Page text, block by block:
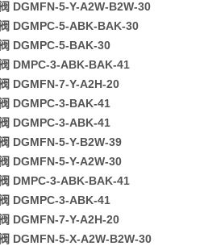
DGMFN-5-Y-A2W-B2W-30
DGMPC-5-ABK-BAK-30
DGMPC-5-BAK-30
DMPC-3-ABK-BAK-41
DGMFN-7-Y-A2H-20
DGMPC-3-BAK-41
DGMPC-3-ABK-41
DGMFN-5-Y-B2W-39
DGMFN-5-Y-A2W-30
DMPC-3-ABK-BAK-41
DGMPC-3-ABK-41
DGMFN-7-Y-A2H-20
DGMFN-5-X-A2W-B2W-30